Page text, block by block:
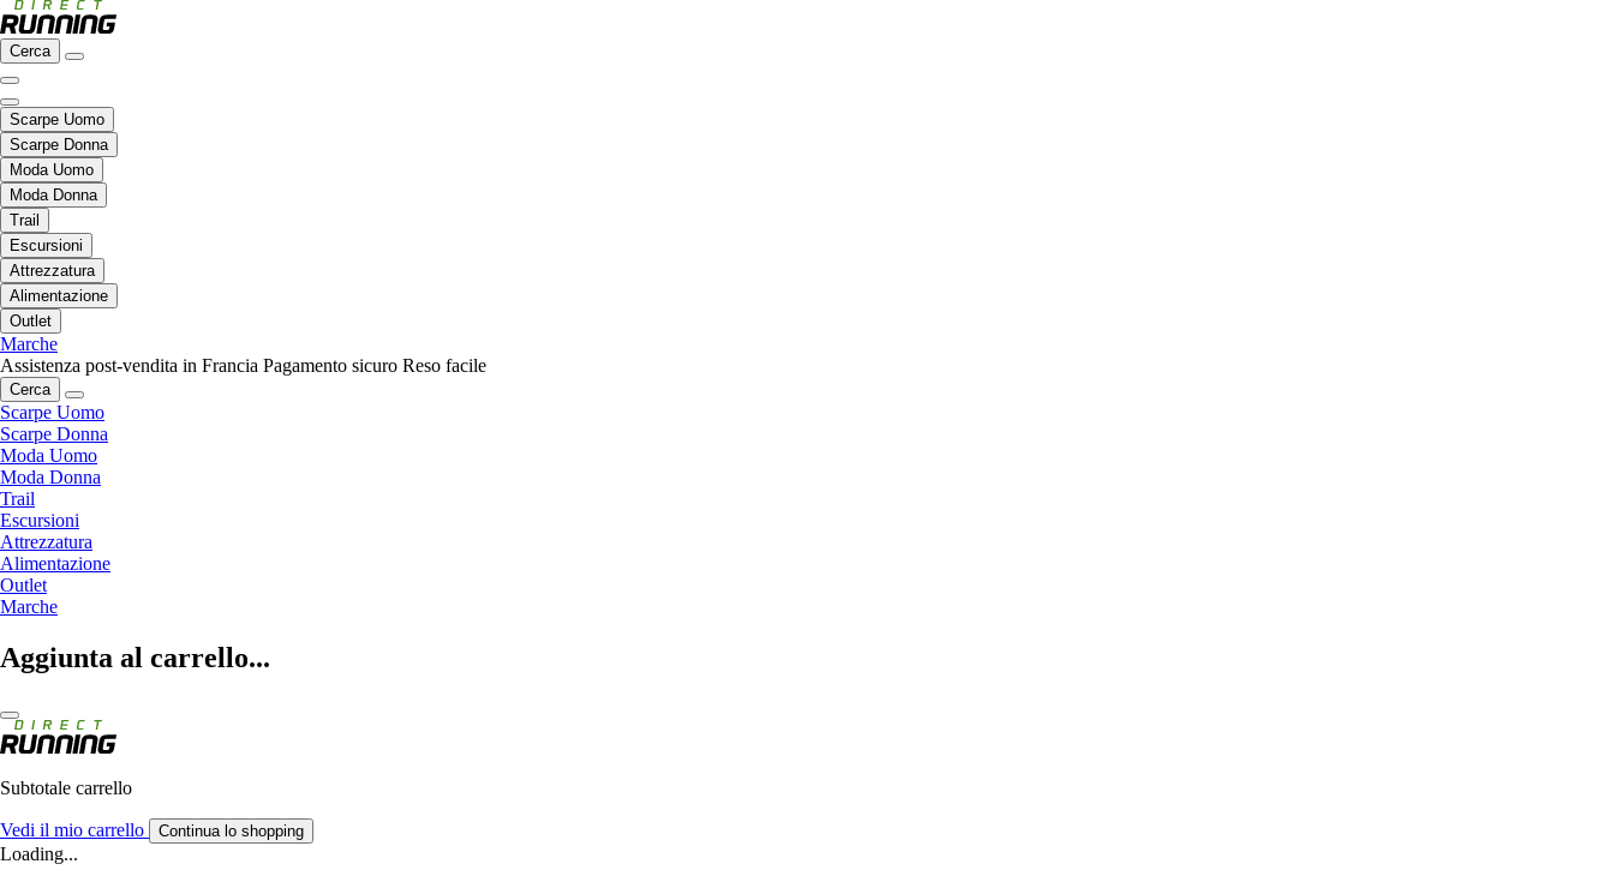
Cerca
Scarpe Uomo
Scarpe Donna
Moda Uomo
Moda Donna
Trail
Escursioni
Attrezzatura
Alimentazione
Outlet
Marche
Assistenza post-vendita in Francia Pagamento sicuro Reso facile
Cerca
Scarpe Uomo
Scarpe Donna
Moda Uomo
Moda Donna
Trail
Escursioni
Attrezzatura
Alimentazione
Outlet
Marche
Aggiunta al carrello...
Subtotale carrello
Vedi il mio carrello Continua lo shopping
Loading...